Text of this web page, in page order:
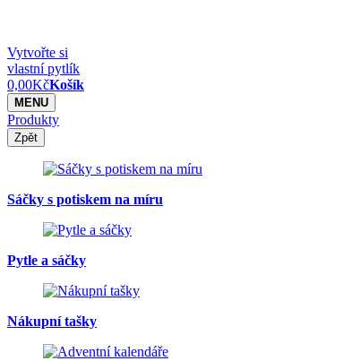
Vytvořte si
vlastní pytlík
0,00KčKošík
MENU
Produkty
Zpět
Sáčky s potiskem na míru
Pytle a sáčky
Nákupní tašky